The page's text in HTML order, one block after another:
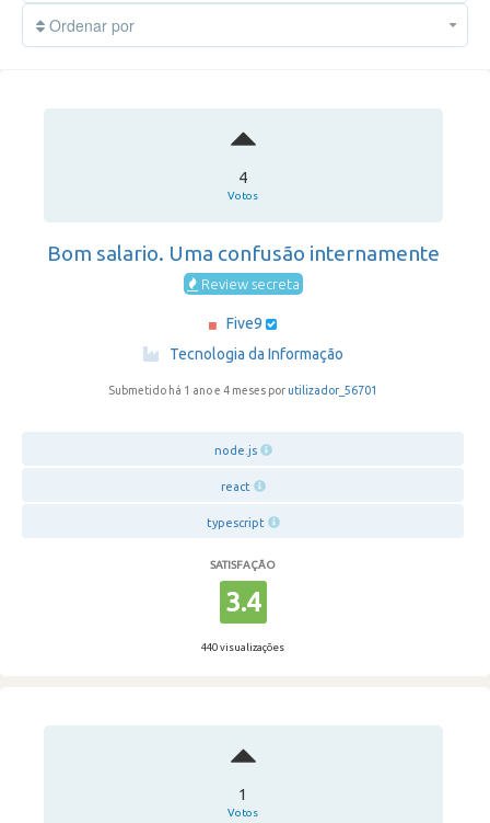
Ordenar por
4
Votos
Bom salario. Uma confusão internamente
Review secreta
Five9
Tecnologia da Informação
Submetido há 1 ano e 4 meses por utilizador_56701
node.js
react
typescript
SATISFAÇÃO
3.4
440 visualizações
1
Votos